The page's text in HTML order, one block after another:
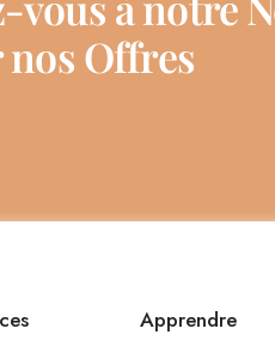
nos Offres
Apprendre